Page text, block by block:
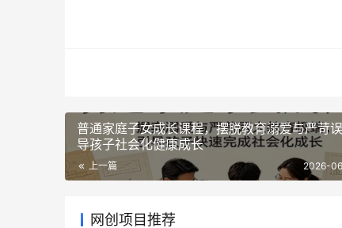
普通家庭子女成长课程，摆脱教育溺爱与严苛误
导孩子社会化健康成长
上一篇 2026-
网创项目推荐